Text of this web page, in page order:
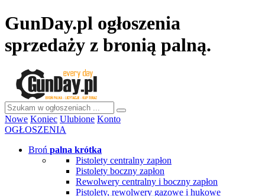
GunDay.pl ogłoszenia
sprzedaży z bronią palną.
Nowe Koniec Ulubione Konto
OGŁOSZENIA
Broń palna krótka
Pistolety centralny zapłon
Pistolety boczny zapłon
Rewolwery centralny i boczny zapłon
Pistolety, rewolwery gazowe i hukowe